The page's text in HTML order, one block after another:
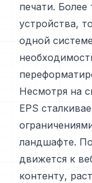
печати. Более
устройства,
одной
Несмотря на
EPS
ландшафте.
движется к
контенту,